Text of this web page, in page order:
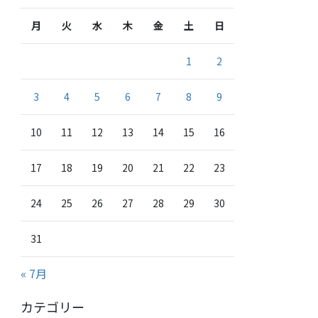
月 火 水 木 金 土 日
1 2
3 4 5 6 7 8 9
10 11 12 13 14 15 16
17 18 19 20 21 22 23
24 25 26 27 28 29 30
31
« 7月
カテゴリー